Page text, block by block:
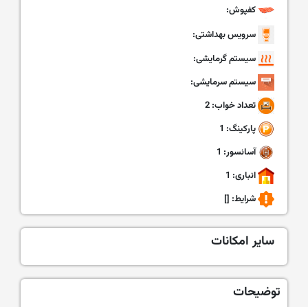
کفپوش:
سرویس بهداشتی:
سیستم گرمایشی:
سیستم سرمایشی:
تعداد خواب: 2
پارکینگ: 1
آسانسور: 1
انباری: 1
شرایط: []
سایر امکانات
توضیحات